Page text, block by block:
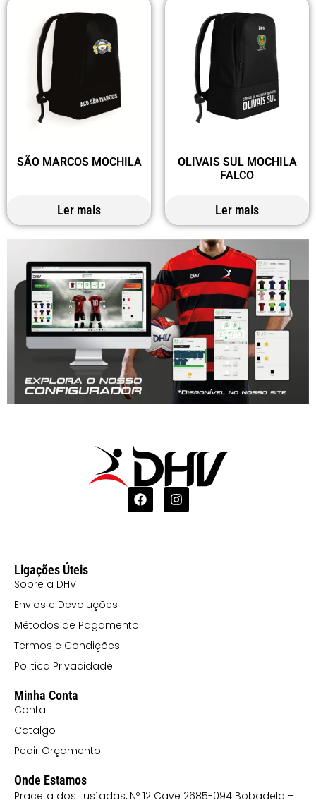
SÃO MARCOS MOCHILA
Ler mais
OLIVAIS SUL MOCHILA
FALCO
Ler mais
Ligações Úteis
Sobre a DHV
Envios e Devoluções
Métodos de Pagamento
Termos e Condições
Politica Privacidade
Minha Conta
Conta
Catalgo
Pedir Orçamento
Onde Estamos
Praceta dos Lusíadas, Nº 12 Cave 2685-094 Bobadela –